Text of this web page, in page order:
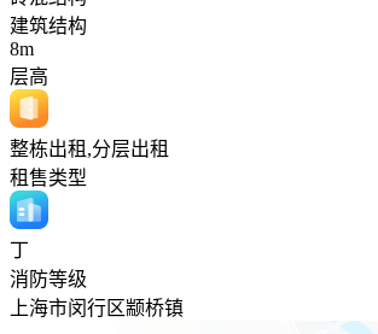
建筑结构
8m
层高
整栋出租,分层出租
租售类型
丁
消防等级
上海市闵行区颛桥镇